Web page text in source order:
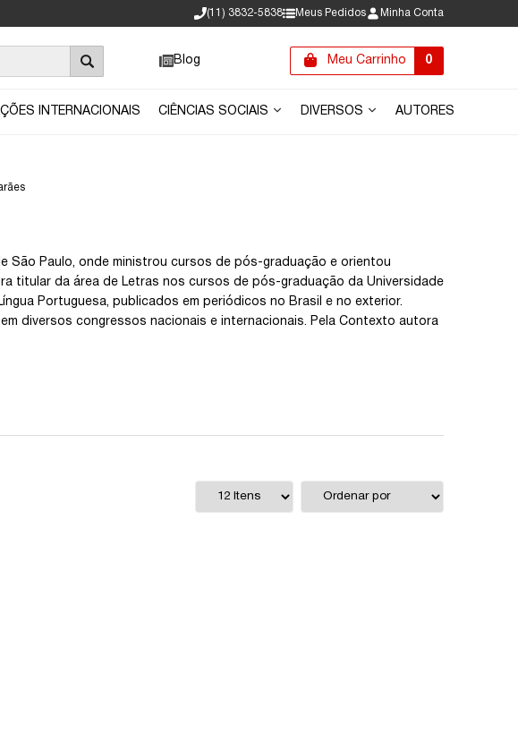
(11) 3832-5838 Meus Pedidos Minha Conta
Blog Meu Carrinho 0
INTERNACIONAIS CIÊNCIAS SOCIAIS DIVERSOS AUTORES
São Paulo, onde ministrou cursos de pós-graduação e orientou
titular da área de Letras nos cursos de pós-graduação da Universidade
Portuguesa, publicados em periódicos no Brasil e no exterior.
diversos congressos nacionais e internacionais. Pela Contexto autora